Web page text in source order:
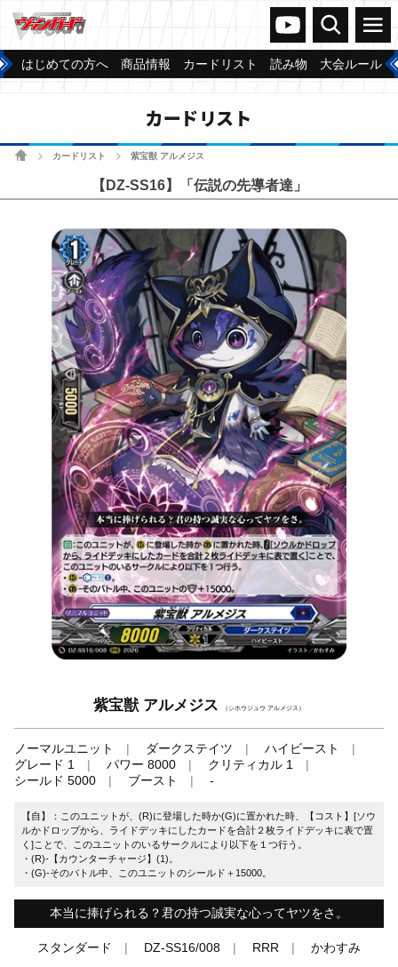
ヴァンガードch
検索 メニュー
はじめての方へ 商品情報 カードリスト 読み物 大会ルール
カードリスト
ホームカードリスト 紫宝獣 アルメジス
【DZ-SS16】「伝説の先導者達」
紫宝獣 アルメジス （シホウジュウ アルメジス）
ノーマルユニット ダークステイツ
ハイビースト
グレード 1
パワー 8000
クリティカル 1
シールド 5000
ブースト -
【自】：このユニットが、(R)に登場した時か(G)に置かれた時、【コスト】[ソウ
ルかドロップから、ライドデッキにしたカードを合計２枚ライドデッキに表で置
く]ことで、このユニットのいるサークルにより以下を１つ行う。
・(R)‐【カウンターチャージ】(1)。
・(G)‐そのバトル中、このユニットのシールド＋15000。
本当に捧げられる？君の持つ誠実な心ってヤツをさ。
スタンダード DZ-SS16/008 RRR かわすみ